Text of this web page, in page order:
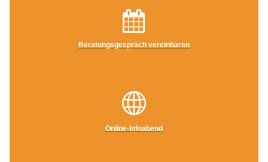
Beratungsgespräch vereinbaren
Online-Infoabend